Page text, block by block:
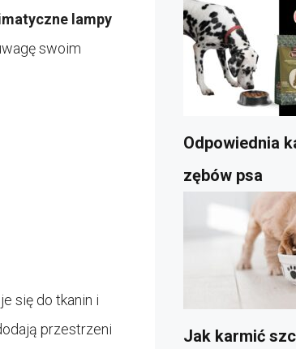
lampy
swoim
się do tkanin i
przestrzeni
Odpowiednia
zębów psa
Jak karmić